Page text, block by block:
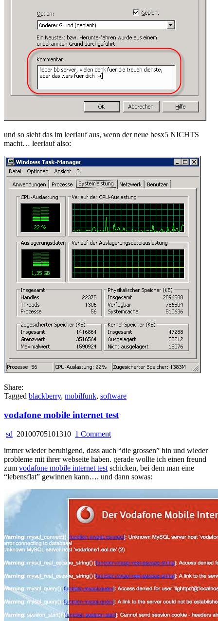
und so sieht das im leerlauf aus, wenn der neue besx5 NICHTS
macht… leerlauf also:
Share:
Tagged blackberry, mobilfunk, software
vodafone mobile internet test
sd 20100705101310 1 Commenton
mobile
internet
test
immer wieder beruhigend, dass auch “die grossen” hin und wieder
probleme mit ihrer webseite haben. gerade wollte ich einen freund
zum vodafone mobile internet test schicken, bei dem man eine
“lebensflat” gewinnen kann…. und dann sowas: